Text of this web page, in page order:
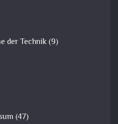
der Technik(9)
(47)